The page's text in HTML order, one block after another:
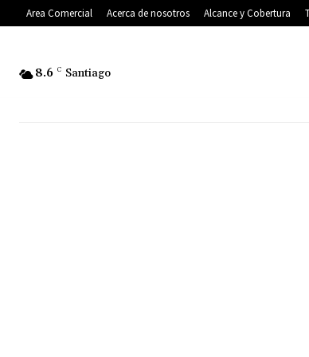
Area Comercial Acerca de nosotros Alcance y Cobertura
8.6 C Santiago